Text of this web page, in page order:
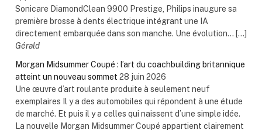
Sonicare DiamondClean 9900 Prestige, Philips inaugure sa
première brosse à dents électrique intégrant une IA
directement embarquée dans son manche. Une évolution... […]
Gérald
Morgan Midsummer Coupé : l’art du coachbuilding britannique
atteint un nouveau sommet 28 juin 2026
Une œuvre d’art roulante produite à seulement neuf
exemplaires Il y a des automobiles qui répondent à une étude
de marché. Et puis il y a celles qui naissent d’une simple idée.
La nouvelle Morgan Midsummer Coupé appartient clairement